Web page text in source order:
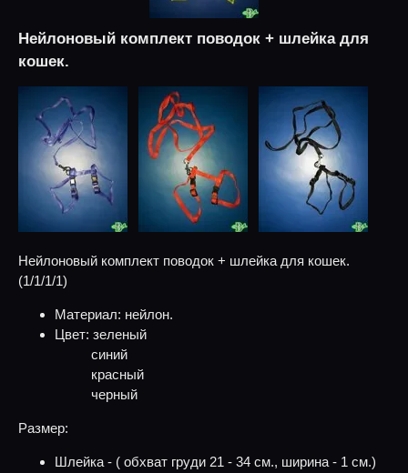
Нейлоновый комплект поводок + шлейка для
кошек.
Нейлоновый комплект поводок + шлейка для кошек.
(1/1/1/1)
Материал: нейлон.
Цвет: зеленый
синий
красный
черный
Размер:
Шлейка - ( обхват груди 21 - 34 см., ширина - 1 см.)